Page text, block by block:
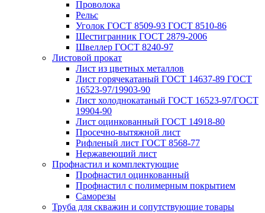
Проволока
Рельс
Уголок ГОСТ 8509-93 ГОСТ 8510-86
Шестигранник ГОСТ 2879-2006
Швеллер ГОСТ 8240-97
Листовой прокат
Лист из цветных металлов
Лист горячекатаный ГОСТ 14637-89 ГОСТ
16523-97/19903-90
Лист холоднокатаный ГОСТ 16523-97/ГОСТ
19904-90
Лист оцинкованный ГОСТ 14918-80
Просечно-вытяжной лист
Рифленый лист ГОСТ 8568-77
Нержавеющий лист
Профнастил и комплектующие
Профнастил оцинкованный
Профнастил с полимерным покрытием
Саморезы
Труба для скважин и сопутствующие товары